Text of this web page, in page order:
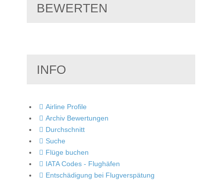
BEWERTEN
INFO
Airline Profile
Archiv Bewertungen
Durchschnitt
Suche
Flüge buchen
IATA Codes - Flughäfen
Entschädigung bei Flugverspätung